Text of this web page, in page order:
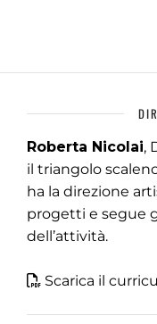
Roberta Nicolai,
il triangolo
ha la direzione
progetti e segue
dell’attività.
Scarica il